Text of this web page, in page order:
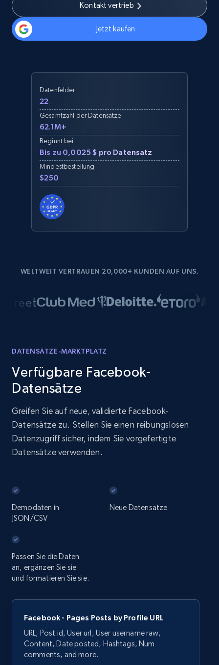
Kontakt vertrieb
Jetzt kaufen
Datenfelder
22
Gesamtzahl der Datensätze
62.1M+
Beginnt bei
Bis zu 0,0025 $ pro Datensatz
Mindestbestellung
$250
WELTWEIT VERTRAUEN 20,000+ KUNDEN AUF UNS.
DATENSÄTZE-MARKTPLATZ
Verfügbare Facebook-
Datensätze
Greifen Sie auf neue, validierte Facebook-
Datensätze zu. Stellen Sie einen reibungslosen
Datenzugriff sicher, indem Sie vorgefertigte
Datensätze verwenden.
Demodaten in
JSON/CSV
Neue Datensätze
Passen Sie die Daten
an, ergänzen Sie sie
und formatieren Sie sie.
Facebook - Pages Posts by Profile URL
URL, Post id, User url, User username raw,
Content, Date posted, Hashtags, Num
comments, and more.